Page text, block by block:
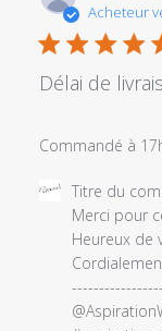
Acheteur
Délai de
Commandé à
Commentaires
propriétaire
magasin
Titre du
Merci pour
Heureux de